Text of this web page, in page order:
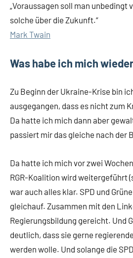
„Voraussagen soll man unbedingt
solche über die Zukunft.“
Mark Twain
Was habe ich mich
Zu Beginn der Ukraine-Krise bin
ausgegangen, dass es nicht zum
Da hatte ich mich dann aber
passiert mir das gleiche nach der
Da hatte ich mich vor zwei
RGR-Koalition wird weitergeführt
war auch alles klar. SPD und
gleichauf. Zusammen mit den
Regierungsbildung gereicht. Und
deutlich, dass sie gerne
werden wolle. Und solange die